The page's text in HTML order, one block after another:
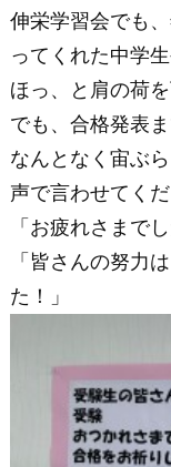
伸栄学習会でも
ってくれた中学
ほっ、と肩の荷
でも、合格発表
なんとなく宙ぶ
声で言わせてくだ
「お疲れさまで
「皆さんの努力
た！」